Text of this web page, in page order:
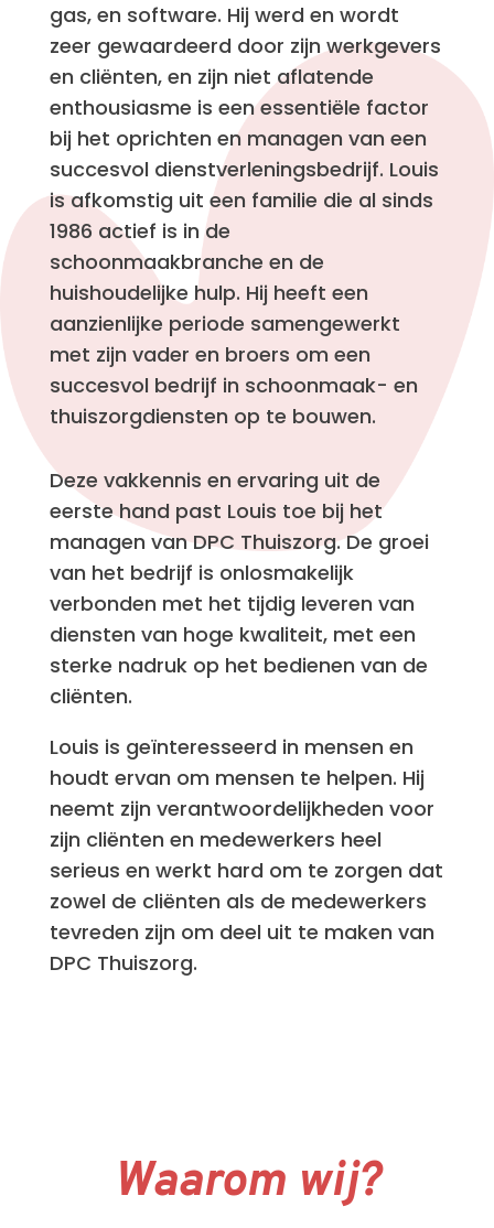
gas, en software. Hij werd en wordt
zeer gewaardeerd door zijn werkgevers
en cliënten, en zijn niet aflatende
enthousiasme is een essentiële factor
bij het oprichten en managen van een
succesvol dienstverleningsbedrijf. Louis
is afkomstig uit een familie die al sinds
1986 actief is in de
schoonmaakbranche en de
huishoudelijke hulp. Hij heeft een
aanzienlijke periode samengewerkt
met zijn vader en broers om een
succesvol bedrijf in schoonmaak- en
thuiszorgdiensten op te bouwen.
Deze vakkennis en ervaring uit de
eerste hand past Louis toe bij het
managen van DPC Thuiszorg. De groei
van het bedrijf is onlosmakelijk
verbonden met het tijdig leveren van
diensten van hoge kwaliteit, met een
sterke nadruk op het bedienen van de
cliënten.
Louis is geïnteresseerd in mensen en
houdt ervan om mensen te helpen. Hij
neemt zijn verantwoordelijkheden voor
zijn cliënten en medewerkers heel
serieus en werkt hard om te zorgen dat
zowel de cliënten als de medewerkers
tevreden zijn om deel uit te maken van
DPC Thuiszorg.
Waarom wij?